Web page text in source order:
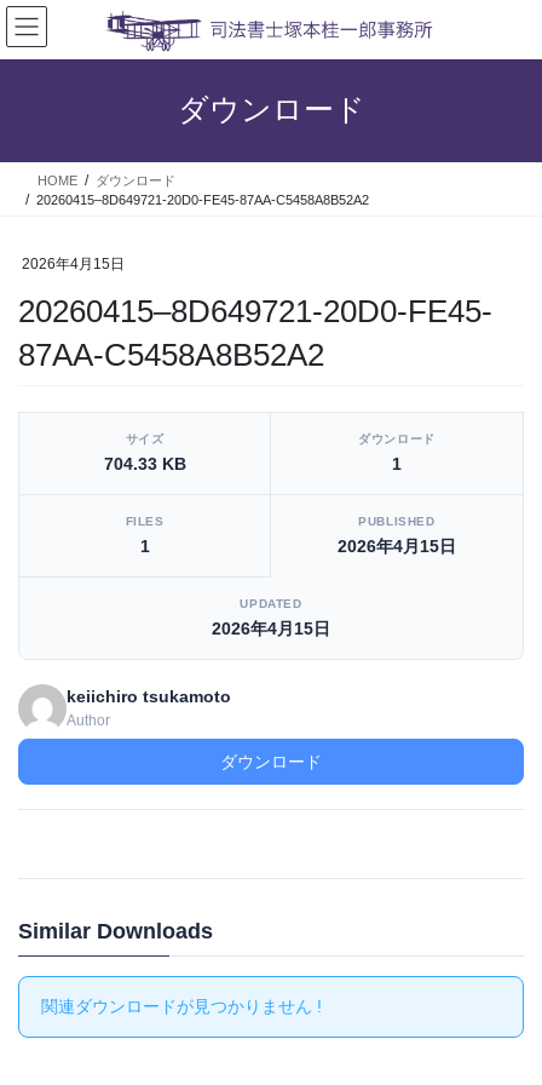
コ
ン
テ
ス
ナ
ビ
ゲ
ン
ダウンロード
HOME
ダウンロード
20260415–8D649721-20D0-FE45-87AA-C5458A8B52A2
2026年4月15日
20260415–8D649721-20D0-FE45-
87AA-C5458A8B52A2
[video_player_1200x800]
サイズ
704.33 KB
ダウンロード
1
FILES
1
PUBLISHED
2026年4月15日
UPDATED
2026年4月15日
keiichiro tsukamoto
Author
ダウンロード
Similar Downloads
関連ダウンロードが見つかりません !